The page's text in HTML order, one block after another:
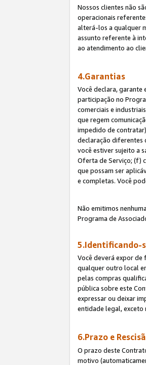
Nossos clientes não
operacionais
alterá-los a qualquer
assunto referente à
ao atendimento ao
4.Garantias
Você declara, garante
participação no
comerciais e
que regem
impedido de
declaração diferentes
você estiver sujeito a
Oferta de Serviço; (f)
que possam ser
e completas. Você
Não emitimos
Programa de
5.Identificando-
Você deverá expor de
qualquer outro local
pelas compras
pública sobre este
expressar ou deixar
entidade legal, exceto
6.Prazo e
O prazo deste
motivo